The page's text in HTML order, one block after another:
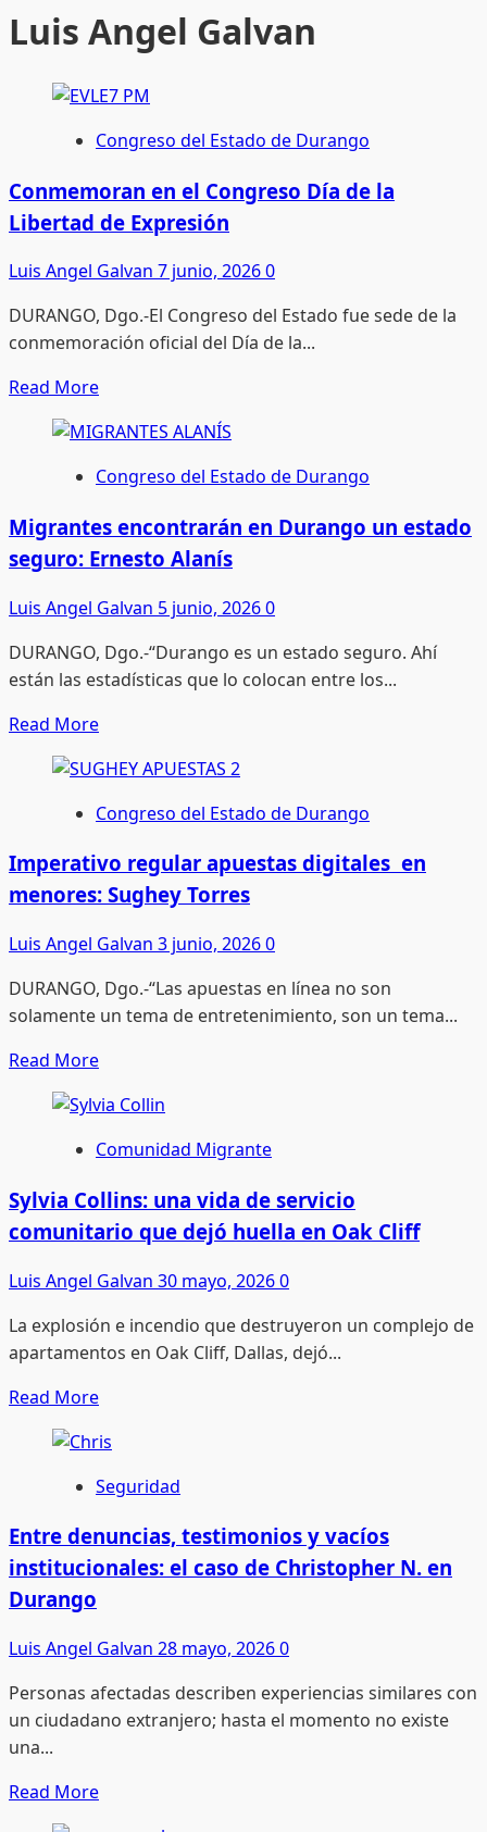
Luis Angel Galvan
Congreso del Estado de Durango
Conmemoran en el Congreso Día de la
Libertad de Expresión
Luis Angel Galvan 7 junio, 20260
DURANGO, Dgo.-El Congreso del Estado fue sede de la
conmemoración oficial del Día de la...
Read MoreRead
about
Conmemoran
el
Congreso
Día
de
Libertad
de
Congreso del Estado de Durango
Migrantes encontrarán en Durango un estado
seguro: Ernesto Alanís
Luis Angel Galvan 5 junio, 20260
DURANGO, Dgo.-“Durango es un estado seguro. Ahí
están las estadísticas que lo colocan entre los...
Read MoreRead
about
Migrantes
encontrarán
en
Durango
estado
Ernesto
Alanís
Congreso del Estado de Durango
Imperativo regular apuestas digitales en
menores: Sughey Torres
Luis Angel Galvan 3 junio, 20260
DURANGO, Dgo.-“Las apuestas en línea no son
solamente un tema de entretenimiento, son un tema...
Read MoreRead
about
Imperativo
apuestas
digitales
en
menores:
Torres
Comunidad Migrante
Sylvia Collins: una vida de servicio
comunitario que dejó huella en Oak Cliff
Luis Angel Galvan 30 mayo, 20260
La explosión e incendio que destruyeron un complejo de
apartamentos en Oak Cliff, Dallas, dejó...
Read MoreRead
about
Sylvia
Collins:
una
vida
de
comunitario
dejó
huella
Cliff
Seguridad
Entre denuncias, testimonios y vacíos
institucionales: el caso de Christopher N. en
Durango
Luis Angel Galvan 28 mayo, 20260
Personas afectadas describen experiencias similares con
un ciudadano extranjero; hasta el momento no existe
una...
Read MoreRead